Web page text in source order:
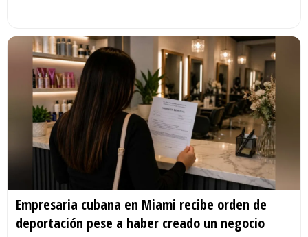
Empresaria cubana en Miami recibe orden de
deportación pese a haber creado un negocio